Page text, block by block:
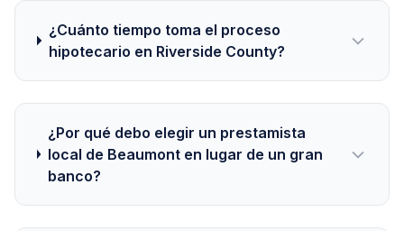
¿Cuánto tiempo toma el proceso
hipotecario en Riverside County?
¿Por qué debo elegir un prestamista
local de Beaumont en lugar de un gran
banco?